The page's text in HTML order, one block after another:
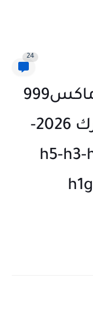
24
أحدث ملف قنوات كيوماكس999
نايل سات عربي و متحرك 2026-
h5-h3-